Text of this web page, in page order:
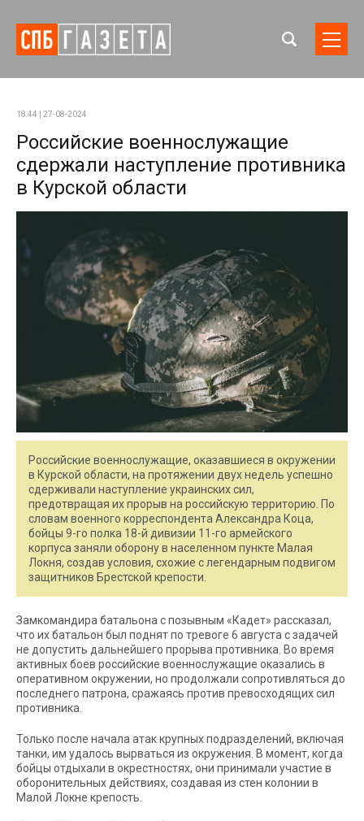
18:44 | 27-08-2024
Российские военнослужащие
сдержали наступление противника
в Курской области
Российские военнослужащие, оказавшиеся в окружении
в Курской области, на протяжении двух недель успешно
сдерживали наступление украинских сил,
предотвращая их прорыв на российскую территорию. По
словам военного корреспондента Александра Коца,
бойцы 9-го полка 18-й дивизии 11-го армейского
корпуса заняли оборону в населенном пункте Малая
Локня, создав условия, схожие с легендарным подвигом
защитников Брестской крепости.
Замкомандира батальона с позывным «Кадет» рассказал,
что их батальон был поднят по тревоге 6 августа с задачей
не допустить дальнейшего прорыва противника. Во время
активных боев российские военнослужащие оказались в
оперативном окружении, но продолжали сопротивляться до
последнего патрона, сражаясь против превосходящих сил
противника.
Только после начала атак крупных подразделений, включая
танки, им удалось вырваться из окружения. В момент, когда
бойцы отдыхали в окрестностях, они принимали участие в
оборонительных действиях, создавая из стен колонии в
Малой Локне крепость.